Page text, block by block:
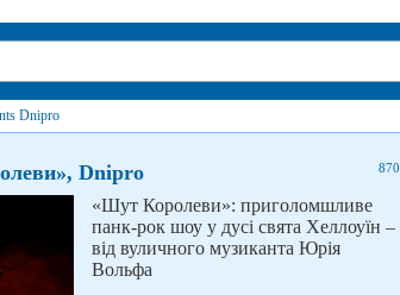
Dnipro
Dnipro 870
«Шут Королеви»: приголомшливе
панк-рок шоу у дусі свята Хеллоуїн –
від вуличного музиканта Юрія
Вольфа